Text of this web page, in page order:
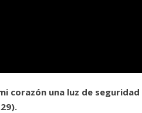
corazón una luz de